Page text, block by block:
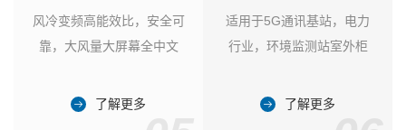
风冷变频高能效比，安全可
靠，大风量大屏幕全中文
了解更多
适用于5G通讯基站，电力
行业，环境监测站室外柜
了解更多